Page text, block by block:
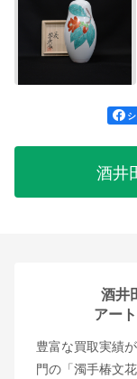
酒井
酒井
アー
豊富な買取実績
門の「濁手椿文